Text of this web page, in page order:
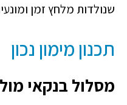
שנולדות מלחץ זמן
תכנון מימון נכון
מסלול בנקאי